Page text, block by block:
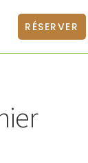
RÉSERVER